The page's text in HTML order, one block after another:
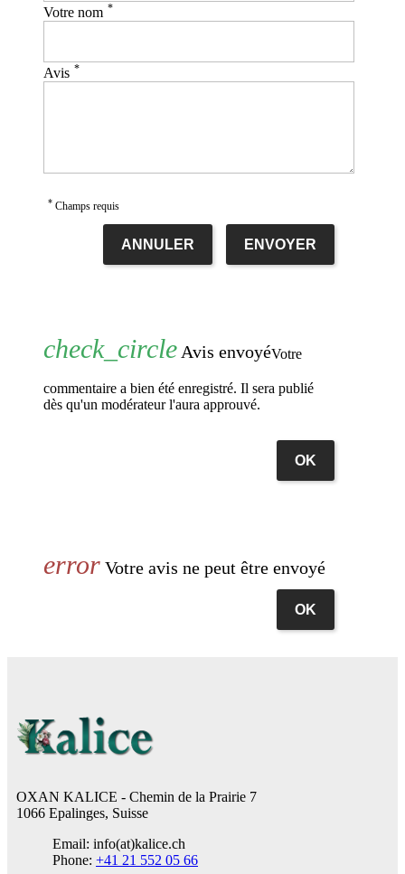
Votre nom *
Avis *
* Champs requis
ANNULER ENVOYER
Avis envoyéVotre
commentaire a bien été enregistré. Il sera publié
dès qu'un modérateur l'aura approuvé.
OK
Votre avis ne peut être envoyé
OK
OXAN KALICE - Chemin de la Prairie 7
1066 Epalinges, Suisse
Email: info(at)kalice.ch
Phone: +41 21 552 05 66